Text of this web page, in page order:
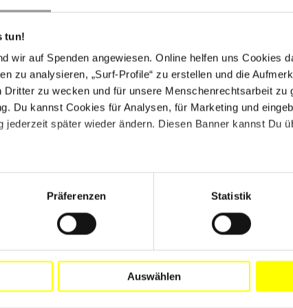
tun!
wir auf Spenden angewiesen. Online helfen uns Cookies
zu analysieren, „Surf-Profile“ zu erstellen und die
zu wecken und für unsere Menschenrechtsarbeit zu
Du kannst Cookies für Analysen, für Marketing und
jederzeit später wieder ändern. Diesen Banner kannst Du
Präferenzen Statistik
Auswählen